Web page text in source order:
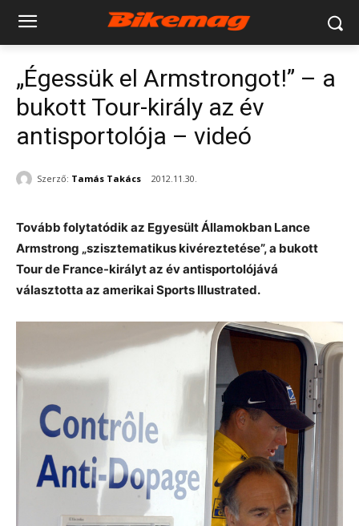
„Égessük el Armstrongot!” – a
bukott Tour-király az év
antisportolója – videó
Szerző: Tamás Takács 2012.11.30.
Tovább folytatódik az Egyesült Államokban Lance
Armstrong „szisztematikus kivéreztetése”, a bukott
Tour de France-királyt az év antisportolójává
választotta az amerikai Sports Illustrated.